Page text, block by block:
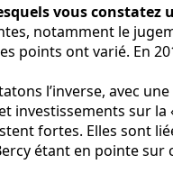
vous constatez
notamment le
points ont varié. En
l’inverse, avec
investissements sur
fortes. Elles sont
étant en pointe sur